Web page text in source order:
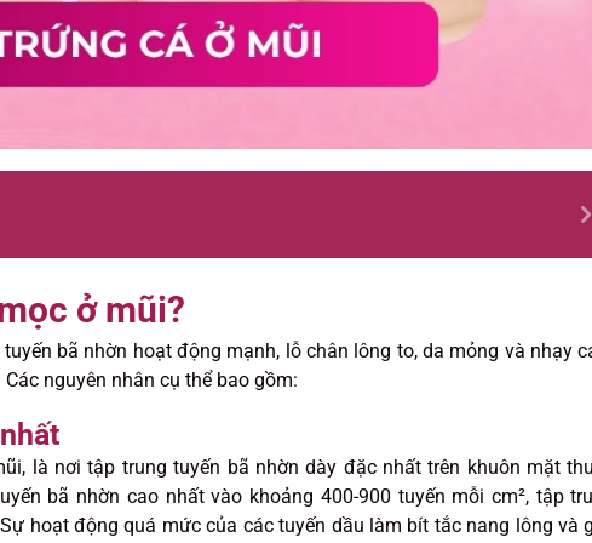
ở mũi?
bã nhờn hoạt động mạnh, lỗ chân lông to, da mỏng và nhạy
nguyên nhân cụ thể bao gồm:
là nơi tập trung tuyến bã nhờn dày đặc nhất trên khuôn mặt
bã nhờn cao nhất vào khoảng 400-900 tuyến mỗi cm², tập
hoạt động quá mức của các tuyến dầu làm bít tắc nang lông và